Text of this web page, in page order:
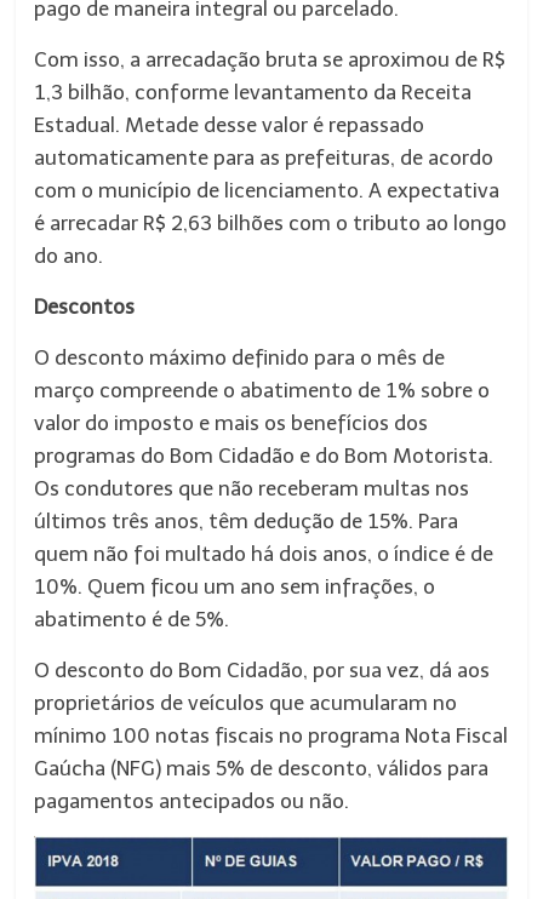
pago de maneira integral ou parcelado.
Com isso, a arrecadação bruta se aproximou de R$
1,3 bilhão, conforme levantamento da Receita
Estadual. Metade desse valor é repassado
automaticamente para as prefeituras, de acordo
com o município de licenciamento. A expectativa
é arrecadar R$ 2,63 bilhões com o tributo ao longo
do ano.
Descontos
O desconto máximo definido para o mês de
março compreende o abatimento de 1% sobre o
valor do imposto e mais os benefícios dos
programas do Bom Cidadão e do Bom Motorista.
Os condutores que não receberam multas nos
últimos três anos, têm dedução de 15%. Para
quem não foi multado há dois anos, o índice é de
10%. Quem ficou um ano sem infrações, o
abatimento é de 5%.
O desconto do Bom Cidadão, por sua vez, dá aos
proprietários de veículos que acumularam no
mínimo 100 notas fiscais no programa Nota Fiscal
Gaúcha (NFG) mais 5% de desconto, válidos para
pagamentos antecipados ou não.